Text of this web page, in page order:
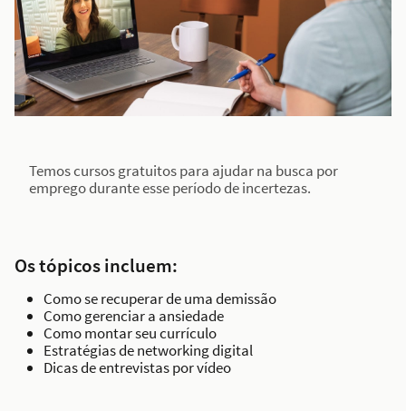
Temos cursos gratuitos para ajudar na busca por
emprego durante esse período de incertezas.
Os tópicos incluem:
Como se recuperar de uma demissão
Como gerenciar a ansiedade
Como montar seu currículo
Estratégias de networking digital
Dicas de entrevistas por vídeo